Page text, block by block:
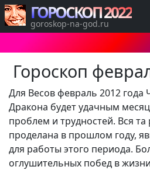
Гороскоп
Для Весов февраль 2012 года
Дракона будет удачным
проблем и трудностей. Вся
проделана в прошлом году,
для работы этого периода.
оглушительных побед в
ГОРОСКОП 2022
goroskop-na-god.ru